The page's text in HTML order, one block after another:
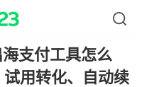
支付工具怎么
用转化、自动续